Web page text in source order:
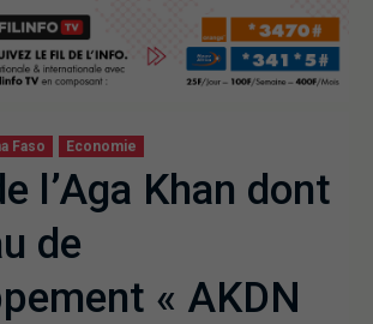
Faso Economie
l’Aga Khan dont
de
« AKDN